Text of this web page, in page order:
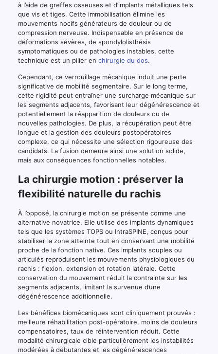
à l’aide de greffes osseuses et d’implants métalliques tels
que vis et tiges. Cette immobilisation élimine les
mouvements nocifs générateurs de douleur ou de
compression nerveuse. Indispensable en présence de
déformations sévères, de spondylolisthésis
symptomatiques ou de pathologies instables, cette
technique est un pilier en chirurgie du dos.
Cependant, ce verrouillage mécanique induit une perte
significative de mobilité segmentaire. Sur le long terme,
cette rigidité peut entraîner une surcharge mécanique sur
les segments adjacents, favorisant leur dégénérescence et
potentiellement la réapparition de douleurs ou de
nouvelles pathologies. De plus, la récupération peut être
longue et la gestion des douleurs postopératoires
complexe, ce qui nécessite une sélection rigoureuse des
candidats. La fusion demeure ainsi une solution solide,
mais aux conséquences fonctionnelles notables.
La chirurgie motion : préserver la
flexibilité naturelle du rachis
À l’opposé, la chirurgie motion se présente comme une
alternative novatrice. Elle utilise des implants dynamiques
tels que les systèmes TOPS ou IntraSPINE, conçus pour
stabiliser la zone atteinte tout en conservant une mobilité
proche de la fonction native. Ces implants souples ou
articulés reproduisent les mouvements physiologiques du
rachis : flexion, extension et rotation latérale. Cette
conservation du mouvement réduit la contrainte sur les
segments adjacents, limitant la survenue d’une
dégénérescence additionnelle.
Les bénéfices biomécaniques sont cliniquement prouvés :
meilleure réhabilitation post-opératoire, moins de douleurs
compensatoires, taux de réintervention réduit. Cette
modalité chirurgicale cible particulièrement les instabilités
modérées à débutantes et les dégénérescences